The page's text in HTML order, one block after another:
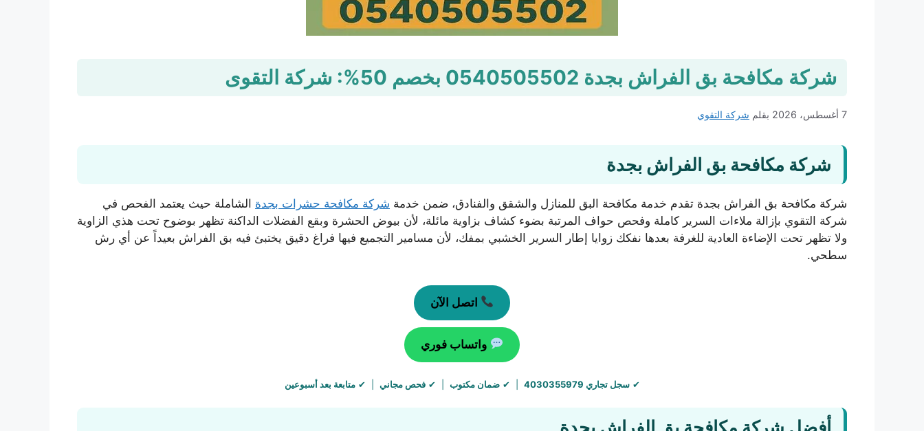
شركة مكافحة بق الفراش بجدة 0540505502 بخصم 50%: شركة التقوى
7 أغسطس، 2026 بقلم شركة التقوي
شركة مكافحة بق الفراش بجدة
شركة مكافحة بق الفراش بجدة تقدم خدمة مكافحة البق للمنازل والشقق والفنادق، ضمن خدمة شركة مكافحة حشرات بجدة الشاملة حيث يعتمد الفحص في
شركة التقوي بإزالة ملاءات السرير كاملة وفحص حواف المرتبة بضوء كشاف بزاوية مائلة، لأن بيوض الحشرة وبقع الفضلات الداكنة تظهر بوضوح تحت هذي الزاوية
ولا تظهر تحت الإضاءة العادية للغرفة بعدها نفكك زوايا إطار السرير الخشبي بمفك، لأن مسامير التجميع فيها فراغ دقيق يختبئ فيه بق الفراش بعيداً عن أي رش
سطحي.
اتصل الآن
واتساب فوري
✔سجل تجاري 4030355979 | ✔ضمان مكتوب | ✔فحص مجاني | ✔متابعة بعد أسبوعين